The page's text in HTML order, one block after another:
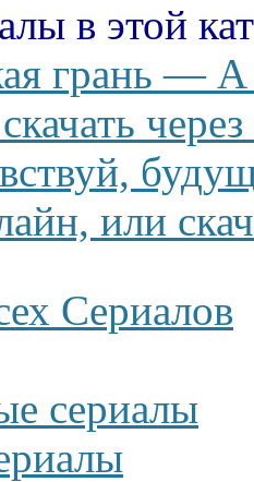
в этой
грань —
или
Сериалов
сериалы